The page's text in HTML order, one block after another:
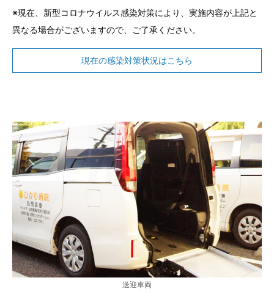
※現在、新型コロナウイルス感染対策により、実施内容が上記と
異なる場合がございますので、ご了承ください。
現在の感染対策状況はこちら
送迎車両